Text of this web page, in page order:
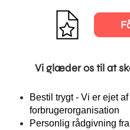
Vi glæder os til at
Bestil trygt - Vi er ejet
forbrugerorganisation
Personlig rådgivning